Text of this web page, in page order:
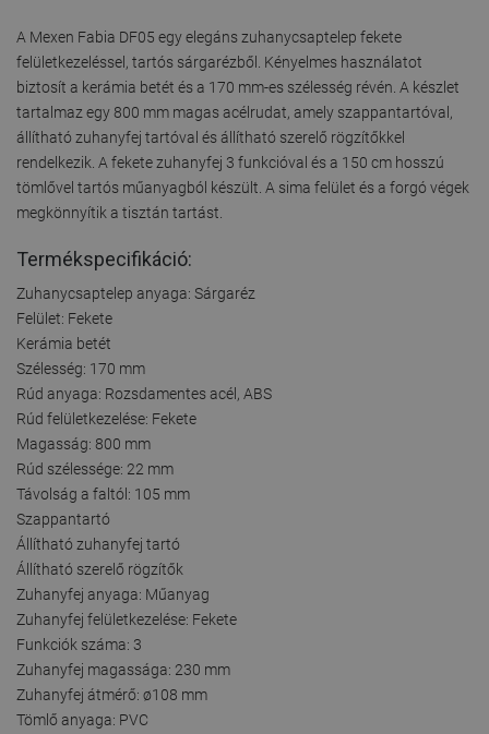
A Mexen Fabia DF05 egy elegáns zuhanycsaptelep fekete
felületkezeléssel, tartós sárgarézből. Kényelmes használatot
biztosít a kerámia betét és a 170 mm-es szélesség révén. A készlet
tartalmaz egy 800 mm magas acélrudat, amely szappantartóval,
állítható zuhanyfej tartóval és állítható szerelő rögzítőkkel
rendelkezik. A fekete zuhanyfej 3 funkcióval és a 150 cm hosszú
tömlővel tartós műanyagból készült. A sima felület és a forgó végek
megkönnyítik a tisztán tartást.
Termékspecifikáció:
Zuhanycsaptelep anyaga: Sárgaréz
Felület: Fekete
Kerámia betét
Szélesség: 170 mm
Rúd anyaga: Rozsdamentes acél, ABS
Rúd felületkezelése: Fekete
Magasság: 800 mm
Rúd szélessége: 22 mm
Távolság a faltól: 105 mm
Szappantartó
Állítható zuhanyfej tartó
Állítható szerelő rögzítők
Zuhanyfej anyaga: Műanyag
Zuhanyfej felületkezelése: Fekete
Funkciók száma: 3
Zuhanyfej magassága: 230 mm
Zuhanyfej átmérő: ø108 mm
Tömlő anyaga: PVC